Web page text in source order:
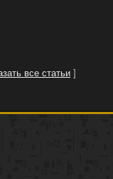
все статьи ]